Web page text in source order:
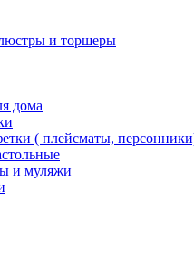
и торшеры
дома
( плейсматы,
и муляжи